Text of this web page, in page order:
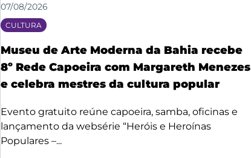
07/08/2026
CULTURA
Museu de Arte Moderna da Bahia recebe
8º Rede Capoeira com Margareth Menezes
e celebra mestres da cultura popular
Evento gratuito reúne capoeira, samba, oficinas e
lançamento da websérie “Heróis e Heroínas
Populares –...